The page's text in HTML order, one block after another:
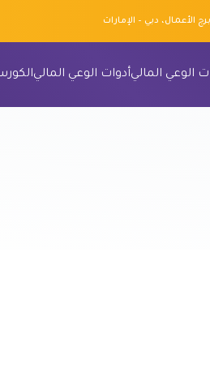
الوعي الماليأدوات الوعي المالي